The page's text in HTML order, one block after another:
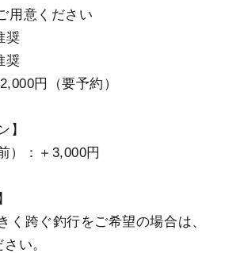
用意ください
奨
奨
円（要予約）
】
）：＋3,000円
く跨ぐ釣行をご希望の場合は、
い。